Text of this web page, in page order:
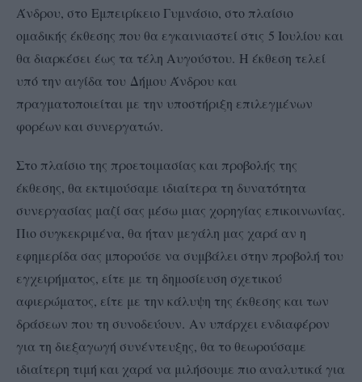
Άνδρου, στο Εμπειρίκειο Γυμνάσιο, στο πλαίσιο
ομαδικής έκθεσης που θα εγκαινιαστεί στις 5 Ιουλίου και
θα διαρκέσει έως τα τέλη Αυγούστου. Η έκθεση τελεί
υπό την αιγίδα του Δήμου Άνδρου και
πραγματοποιείται με την υποστήριξη επιλεγμένων
φορέων και συνεργατών.
Στο πλαίσιο της προετοιμασίας και προβολής της
έκθεσης, θα εκτιμούσαμε ιδιαίτερα τη δυνατότητα
συνεργασίας μαζί σας μέσω μιας χορηγίας επικοινωνίας.
Πιο συγκεκριμένα, θα ήταν μεγάλη μας χαρά αν η
εφημερίδα σας μπορούσε να συμβάλει στην προβολή του
εγχειρήματος, είτε με τη δημοσίευση σχετικού
αφιερώματος, είτε με την κάλυψη της έκθεσης και των
δράσεων που τη συνοδεύουν. Αν υπάρχει ενδιαφέρον
για τη διεξαγωγή συνέντευξης, θα το θεωρούσαμε
ιδιαίτερη τιμή και χαρά να μιλήσουμε πιο αναλυτικά για